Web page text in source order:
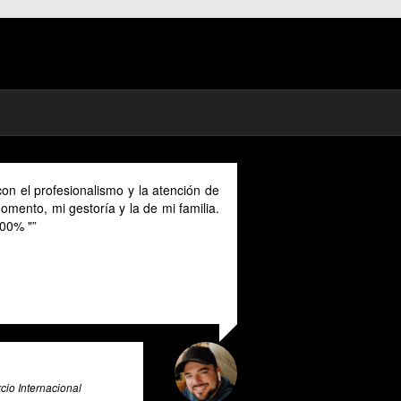
el profesionalismo y la atención de
mi gestoría y la de mi familia.
"
Internacional